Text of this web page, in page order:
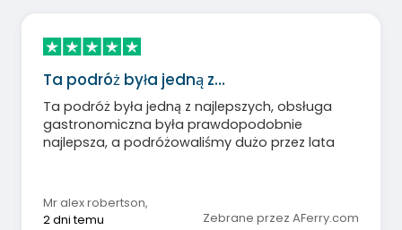
Ta podróż była jedną z…
Ta podróż była jedną z najlepszych, obsługa
gastronomiczna była prawdopodobnie
najlepsza, a podróżowaliśmy dużo przez lata
Mr alex robertson,
2 dni temu
Zebrane przez AFerry.com